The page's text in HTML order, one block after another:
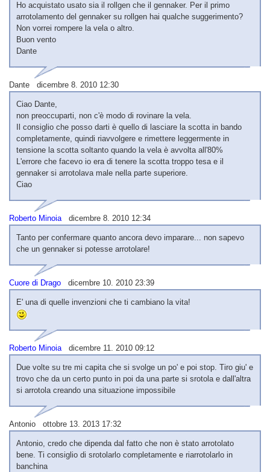
Ho acquistato usato sia il rollgen che il gennaker. Per il primo
arrotolamento del gennaker su rollgen hai qualche suggerimento?
Non vorrei rompere la vela o altro.
Buon vento
Dante
Dante dicembre 8. 2010 12:30
Ciao Dante,
non preoccuparti, non c'è modo di rovinare la vela.
Il consiglio che posso darti è quello di lasciare la scotta in bando
completamente, quindi riavvolgere e rimettere leggermente in
tensione la scotta soltanto quando la vela è avvolta all'80%
L'errore che facevo io era di tenere la scotta troppo tesa e il
gennaker si arrotolava male nella parte superiore.
Ciao
Roberto Minoiadicembre 8. 2010 12:34
Tanto per confermare quanto ancora devo imparare... non sapevo
che un gennaker si potesse arrotolare!
Cuore di Drago dicembre 10. 2010 23:39
E' una di quelle invenzioni che ti cambiano la vita!
Roberto Minoia dicembre 11. 2010 09:12
Due volte su tre mi capita che si svolge un po' e poi stop. Tiro giu' e
trovo che da un certo punto in poi da una parte si srotola e dall'altra
si arrotola creando una situazione impossibile
Antonio ottobre 13. 2013 17:32
Antonio, credo che dipenda dal fatto che non è stato arrotolato
bene. Ti consiglio di srotolarlo completamente e riarrotolarlo in
banchina